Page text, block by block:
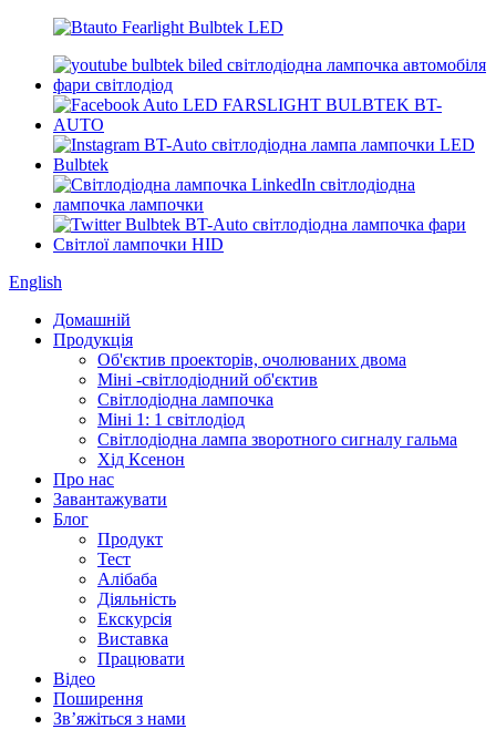
English
Домашній
Продукція
Об'єктив проекторів, очолюваних двома
Міні -світлодіодний об'єктив
Світлодіодна лампочка
Міні 1: 1 світлодіод
Світлодіодна лампа зворотного сигналу гальма
Хід Ксенон
Про нас
Завантажувати
Блог
Продукт
Тест
Алібаба
Діяльність
Екскурсія
Виставка
Працювати
Відео
Поширення
Зв’яжіться з нами